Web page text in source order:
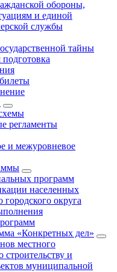
обороны,
и единой
службы
тайны
регламенты
и межуровневое
программ
населенных
городского округа
«Конкретных дел»
местного
строительству и
муниципальной